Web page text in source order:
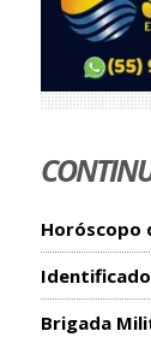
Horóscopo
Brigada